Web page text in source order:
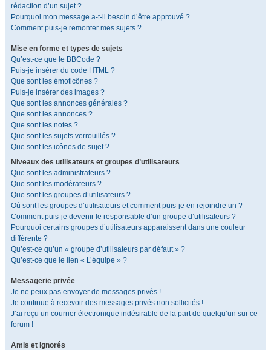
rédaction d’un sujet ?
Pourquoi mon message a-t-il besoin d’être approuvé ?
Comment puis-je remonter mes sujets ?
Mise en forme et types de sujets
Qu’est-ce que le BBCode ?
Puis-je insérer du code HTML ?
Que sont les émoticônes ?
Puis-je insérer des images ?
Que sont les annonces générales ?
Que sont les annonces ?
Que sont les notes ?
Que sont les sujets verrouillés ?
Que sont les icônes de sujet ?
Niveaux des utilisateurs et groupes d’utilisateurs
Que sont les administrateurs ?
Que sont les modérateurs ?
Que sont les groupes d’utilisateurs ?
Où sont les groupes d’utilisateurs et comment puis-je en rejoindre un ?
Comment puis-je devenir le responsable d’un groupe d’utilisateurs ?
Pourquoi certains groupes d’utilisateurs apparaissent dans une couleur
différente ?
Qu’est-ce qu’un « groupe d’utilisateurs par défaut » ?
Qu’est-ce que le lien « L’équipe » ?
Messagerie privée
Je ne peux pas envoyer de messages privés !
Je continue à recevoir des messages privés non sollicités !
J’ai reçu un courrier électronique indésirable de la part de quelqu’un sur ce
forum !
Amis et ignorés